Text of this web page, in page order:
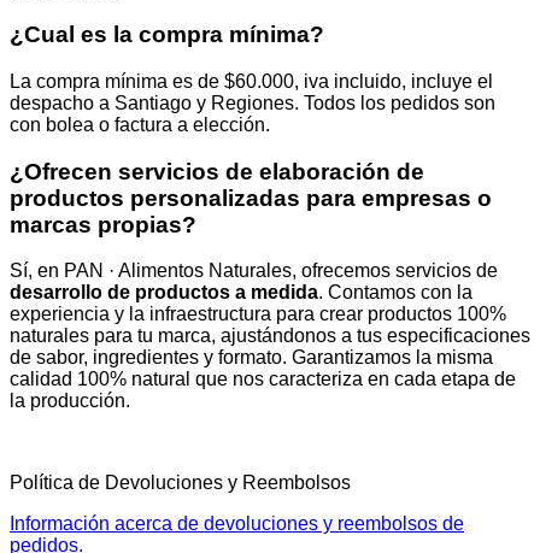
¿Cual es la compra mínima?
La compra mínima es de $60.000, iva incluido, incluye el
despacho a Santiago y Regiones. Todos los pedidos son
con bolea o factura a elección.
¿Ofrecen servicios de elaboración de
productos personalizadas para empresas o
marcas propias?
Sí, en PAN · Alimentos Naturales, ofrecemos servicios de
desarrollo de productos a medida. Contamos con la
experiencia y la infraestructura para crear productos 100%
naturales para tu marca, ajustándonos a tus especificaciones
de sabor, ingredientes y formato. Garantizamos la misma
calidad 100% natural que nos caracteriza en cada etapa de
la producción.
Política de Devoluciones y Reembolsos
Información acerca de devoluciones y reembolsos de
pedidos.